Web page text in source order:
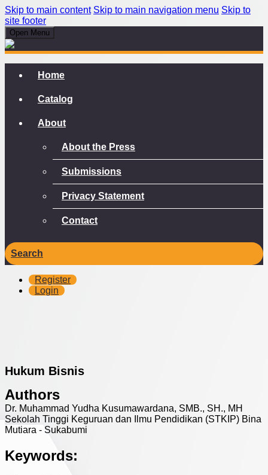
Skip to main content Skip to main navigation menu Skip to
site footer
Open Menu
Home
Catalog
About
About the Press
Submissions
Privacy Statement
Contact
Search
Register
Login
Hukum Bisnis
Authors
Dr. Muhammad Yudha Kusumawardana, SMB., SH., MH
Sekolah Tinggi Keguruan dan Ilmu Pendidikan (STKIP) Bina
Mutiara - Sukabumi
Keywords: